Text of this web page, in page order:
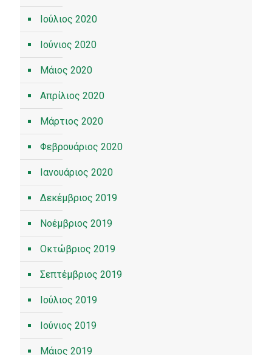
Ιούλιος 2020
Ιούνιος 2020
Μάιος 2020
Απρίλιος 2020
Μάρτιος 2020
Φεβρουάριος 2020
Ιανουάριος 2020
Δεκέμβριος 2019
Νοέμβριος 2019
Οκτώβριος 2019
Σεπτέμβριος 2019
Ιούλιος 2019
Ιούνιος 2019
Μάιος 2019